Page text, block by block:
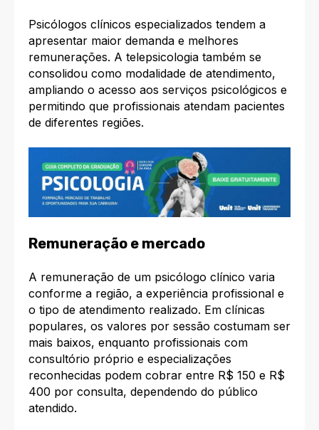
Psicólogos clínicos especializados tendem a
apresentar maior demanda e melhores
remunerações. A telepsicologia também se
consolidou como modalidade de atendimento,
ampliando o acesso aos serviços psicológicos e
permitindo que profissionais atendam pacientes
de diferentes regiões.​
Remuneração e mercado
A remuneração de um psicólogo clínico varia
conforme a região, a experiência profissional e
o tipo de atendimento realizado. Em clínicas
populares, os valores por sessão costumam ser
mais baixos, enquanto profissionais com
consultório próprio e especializações
reconhecidas podem cobrar entre R$ 150 e R$
400 por consulta, dependendo do público
atendido.​